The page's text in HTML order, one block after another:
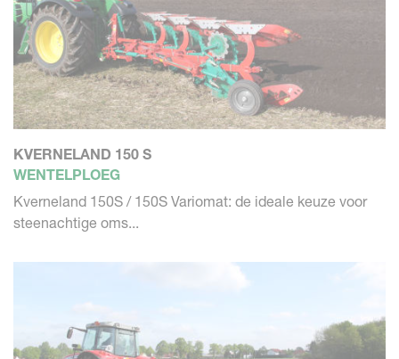
KVERNELAND 150 S
WENTELPLOEG
Kverneland 150S / 150S Variomat: de ideale keuze voor
steenachtige oms...